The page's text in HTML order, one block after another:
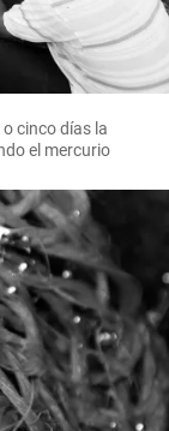
cinco días la
el mercurio